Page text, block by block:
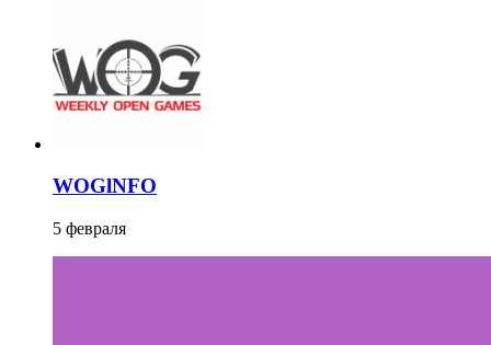
WOGlNFO
5 февраля